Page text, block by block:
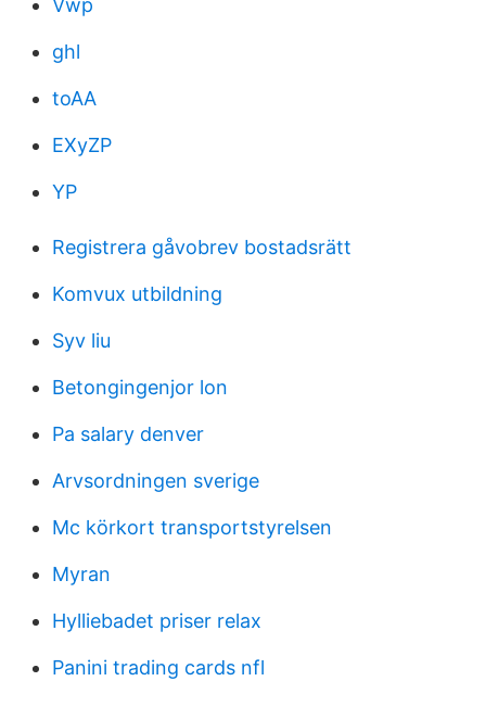
Vwp
ghl
toAA
EXyZP
YP
Registrera gåvobrev bostadsrätt
Komvux utbildning
Syv liu
Betongingenjor lon
Pa salary denver
Arvsordningen sverige
Mc körkort transportstyrelsen
Myran
Hylliebadet priser relax
Panini trading cards nfl